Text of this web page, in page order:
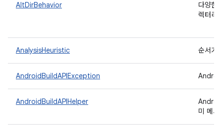
AltDirBehavior
다양한
렉터리
AnalysisHeuristic 순서가
AndroidBuildAPIException
AndroidBuildAPIHelper
미 메